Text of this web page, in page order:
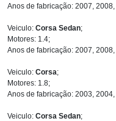
Anos de fabricação: 2007,
Veiculo: Corsa Sedan;
Motores: 1.4;
Anos de fabricação: 2007,
Veiculo: Corsa;
Motores: 1.8;
Anos de fabricação: 2003,
Veiculo: Corsa Sedan;